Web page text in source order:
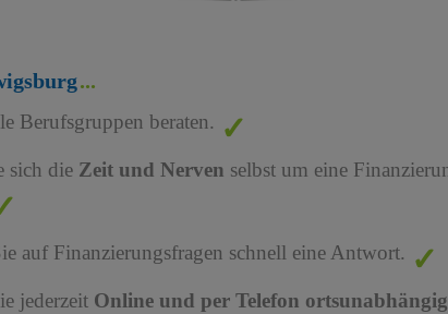
Berufsgruppen beraten.
sich die Zeit und Nerven selbst um eine
auf Finanzierungsfragen schnell eine Antwort.
jederzeit Online und per Telefon ortsunabhängig